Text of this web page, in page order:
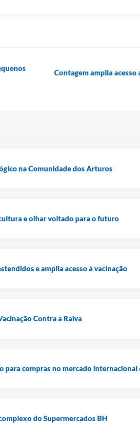
Contagem amplia
na Comunidade dos Arturos
e olhar voltado para o futuro
e amplia acesso à vacinação
Contra a Raiva
compras no mercado internacional
do Supermercados BH